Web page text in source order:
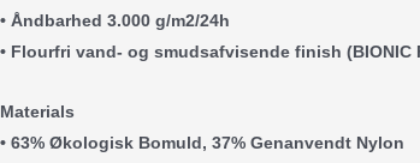
• Åndbarhed 3.000 g/m2/24h
• Flourfri vand- og smudsafvisende finish (BIONIC
Materials
• 63% Økologisk Bomuld, 37% Genanvendt Nylon